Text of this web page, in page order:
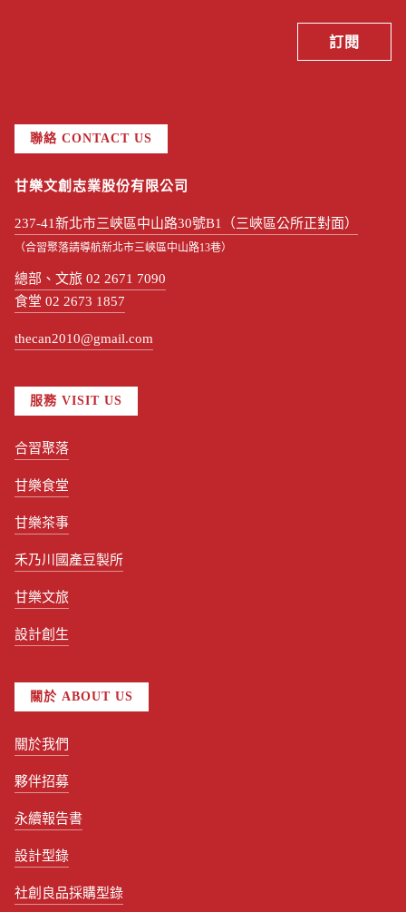
聯絡 CONTACT US
甘樂文創志業股份有限公司
237-41新北市三峽區中山路30號B1（三峽區公所正對面）
（合習聚落請導航新北市三峽區中山路13巷）
總部、文旅 02 2671 7090
食堂 02 2673 1857
thecan2010@gmail.com
服務 VISIT US
合習聚落
甘樂食堂
甘樂茶事
禾乃川國產豆製所
甘樂文旅
設計創生
關於 ABOUT US
關於我們
夥伴招募
永續報告書
設計型錄
社創良品採購型錄